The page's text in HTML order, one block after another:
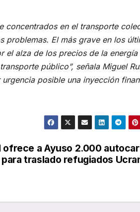
concentrados en el transporte
problemas. El más grave en los
el alza de los precios de la energía
público”, señala Miguel
posible una inyección
ofrece a Ayuso 2.000
para traslado refugiados